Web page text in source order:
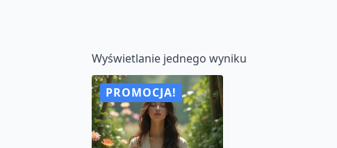
Wyświetlanie jednego wyniku
PROMOCJA!